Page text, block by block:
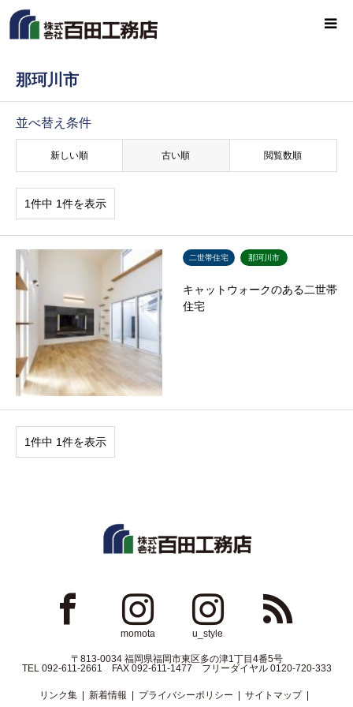
那珂川市
並べ替え条件
新しい順 古い順 閲覧数順
1件中 1件を表示
二世帯住宅 那珂川市
キャットウォークのある二世帯
住宅
1件中 1件を表示
Instagram
momota
Instagram
u_style
RSS
〒813-0034 福岡県福岡市東区多の津1丁目4番5号
TEL 092-611-2661 FAX 092-611-1477 フリーダイヤル 0120-720-333
リンク集 新着情報 プライバシーポリシー サイトマップ